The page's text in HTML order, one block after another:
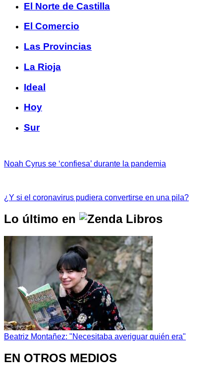
El Norte de Castilla
El Comercio
Las Provincias
La Rioja
Ideal
Hoy
Sur
Noah Cyrus se ‘confiesa’ durante la pandemia
¿Y si el coronavirus pudiera convertirse en una pila?
Lo último en
Beatriz Montañez: "Necesitaba averiguar quién era"
EN OTROS MEDIOS